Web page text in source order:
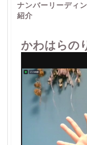
ナンバーリーディ
紹介
かわはらの